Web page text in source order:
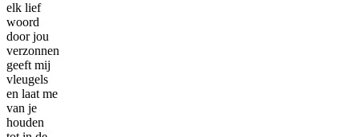
elk lief
woord
door jou
verzonnen
geeft mij
vleugels
en laat me
van je
houden